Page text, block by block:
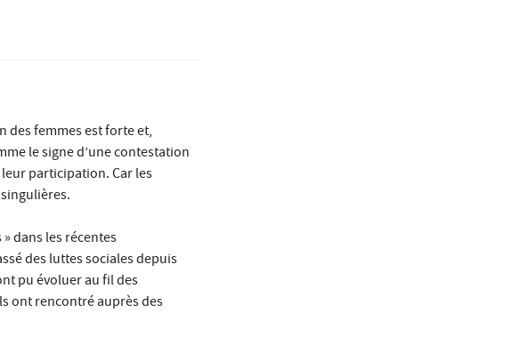
des femmes est forte et,
le signe d’une contestation
participation. Car les
dans les récentes
des luttes sociales depuis
pu évoluer au fil des
ont rencontré auprès des